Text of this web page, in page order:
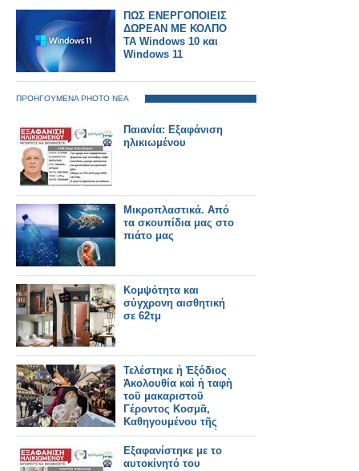
ΠΩΣ ΕΝΕΡΓΟΠΟΙΕΙΣ
ΔΩΡΕΑΝ ΜΕ ΚΟΛΠΟ
ΤΑ Windows 10 και
Windows 11
ΠΡΟΗΓΟΥΜΕΝΑ PHOTO ΝΕΑ
Παιανία: Εξαφάνιση
ηλικιωμένου
Μικροπλαστικά. Από
τα σκουπίδια μας στο
πιάτο μας
Κομψότητα και
σύγχρονη αισθητική
σε 62τμ
Τελέστηκε ἡ Ἐξόδιος
Ἀκολουθία καὶ ἡ ταφὴ
τοῦ μακαριστοῦ
Γέροντος Κοσμᾶ,
Καθηγουμένου τῆς
Ἱερᾶς Μονῆς Στομίου
Κονίτσης
Εξαφανίστηκε με το
αυτοκίνητό του